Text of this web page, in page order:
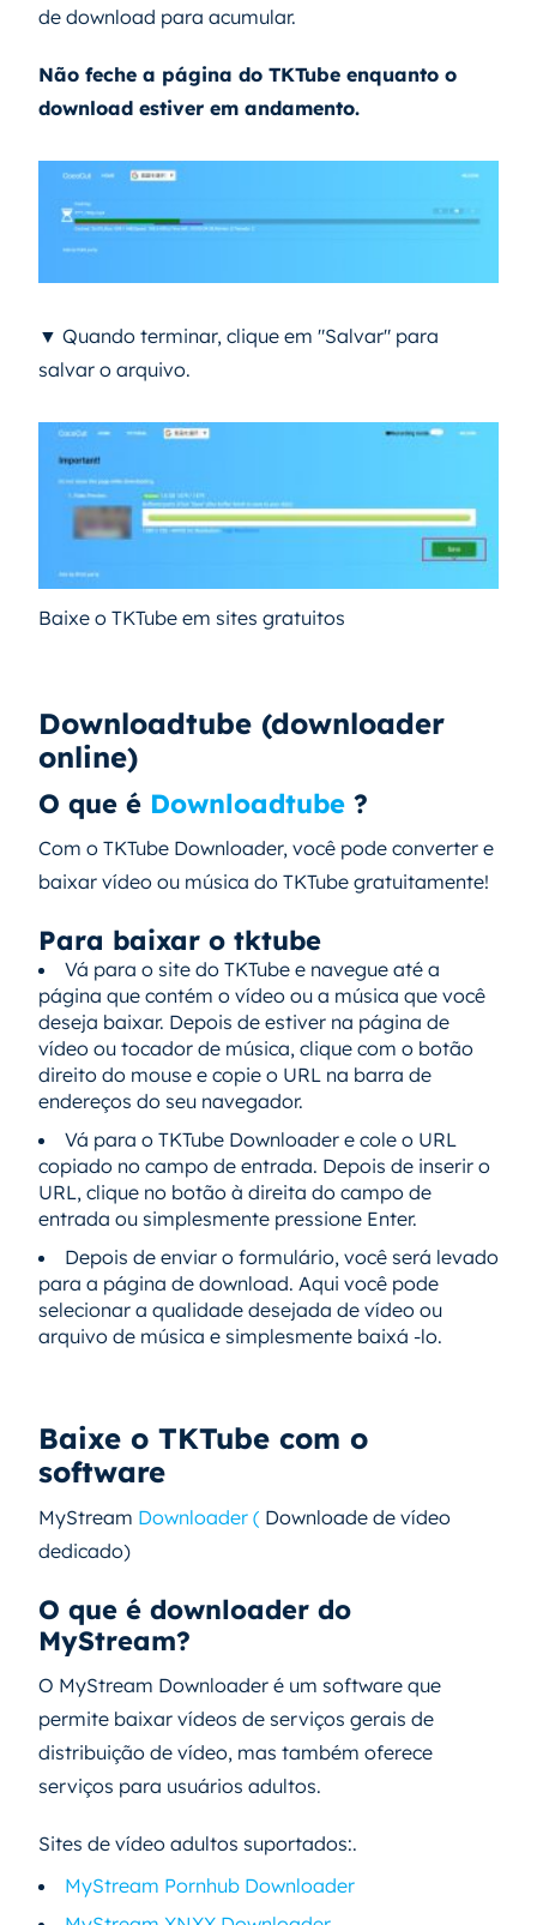
de download para acumular.
Não feche a página do TKTube enquanto o
download estiver em andamento.
▼ Quando terminar, clique em "Salvar" para
salvar o arquivo.
Baixe o TKTube em sites gratuitos
Downloadtube (downloader
online)
O que é Downloadtube ?
Com o TKTube Downloader, você pode converter e
baixar vídeo ou música do TKTube gratuitamente!
Para baixar o tktube
Vá para o site do TKTube e navegue até a
página que contém o vídeo ou a música que você
deseja baixar. Depois de estiver na página de
vídeo ou tocador de música, clique com o botão
direito do mouse e copie o URL na barra de
endereços do seu navegador.
Vá para o TKTube Downloader e cole o URL
copiado no campo de entrada. Depois de inserir o
URL, clique no botão à direita do campo de
entrada ou simplesmente pressione Enter.
Depois de enviar o formulário, você será levado
para a página de download. Aqui você pode
selecionar a qualidade desejada de vídeo ou
arquivo de música e simplesmente baixá -lo.
Baixe o TKTube com o
software
MyStream Downloader ( Downloade de vídeo
dedicado)
O que é downloader do
MyStream?
O MyStream Downloader é um software que
permite baixar vídeos de serviços gerais de
distribuição de vídeo, mas também oferece
serviços para usuários adultos.
Sites de vídeo adultos suportados:.
MyStream Pornhub Downloader